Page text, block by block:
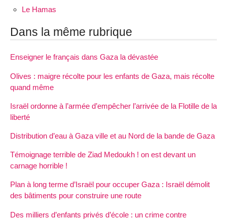
Le Hamas
Dans la même rubrique
Enseigner le français dans Gaza la dévastée
Olives : maigre récolte pour les enfants de Gaza, mais récolte
quand même
Israël ordonne à l’armée d’empêcher l’arrivée de la Flotille de la
liberté
Distribution d’eau à Gaza ville et au Nord de la bande de Gaza
Témoignage terrible de Ziad Medoukh ! on est devant un
carnage horrible !
Plan à long terme d’Israël pour occuper Gaza : Israël démolit
des bâtiments pour construire une route
Des milliers d’enfants privés d’école : un crime contre